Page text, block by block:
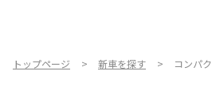
新車を
トップページ 新車を探す コンパ